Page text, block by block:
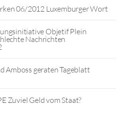
06/2012 Luxemburger Wort
Objetif Plein
Nachrichten
Amboss geraten Tageblatt
Zuviel Geld vom Staat?